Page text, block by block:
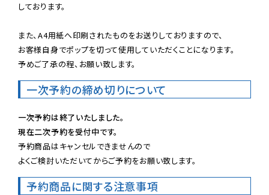
しております。
また、A4用紙へ印刷されたものをお送りしておりますので、
お客様自身でポップを切って使用していただくことになります。
予めご了承の程、お願い致します。
一次予約の締め切りについて
一次予約は終了いたしました。
現在二次予約を受付中です。
予約商品はキャンセルできませんので
よくご検討いただいてからご予約をお願い致します。
予約商品に関する注意事項